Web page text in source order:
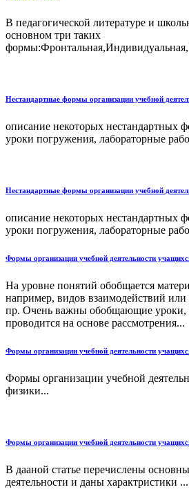
В педагогической литературе и
основном три таких
Нестандартные формы организации учебной
описание некоторых нестандартных
уроки погружения, лабораторные
Нестандартные формы организации учебной
описание некоторых нестандартных
уроки погружения, лабораторные
Формы организации учебной деятельности
На уровне понятий обобщается
например, видов взаимодействий
пр. Очень важны обобщающие уроки,
проводится на основе рассмотрения...
Формы организации учебной деятельности
Формы организации учебной
физики...
Формы организации учебной деятельности
В дааной статье перечислены
деятельности и даны характристики